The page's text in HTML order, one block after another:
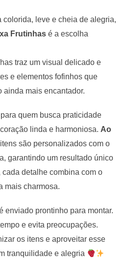
colorida, leve e cheia de alegria,
Frutinhas é a escolha
traz um visual delicado e
e elementos fofinhos que
ainda mais encantador.
quem busca praticidade
linda e harmoniosa. Ao
são personalizados com o
garantindo um resultado único
cada detalhe combina com o
mais charmosa.
enviado prontinho para montar.
e evita preocupações.
os itens e aproveitar esse
tranquilidade e alegria